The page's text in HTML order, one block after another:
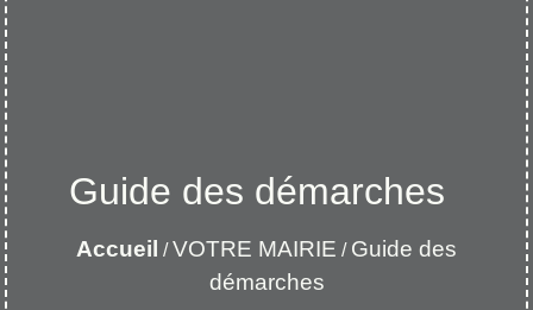
Guide des démarches
Accueil /VOTRE MAIRIE / Guide des
démarches